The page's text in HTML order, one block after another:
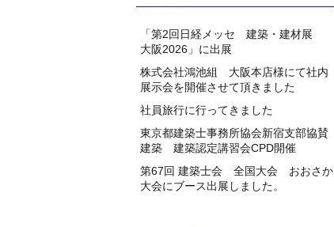
「第2回日経メッセ 建築・建材展
大阪2026」に出展
株式会社鴻池組 大阪本店様にて社内
展示会を開催させて頂きました
社員旅行に行ってきました
東京都建築士事務所協会新宿支部協賛
建築 建築認定講習会CPD開催
第67回 建築士会 全国大会 おおさか
大会にブース出展しました。